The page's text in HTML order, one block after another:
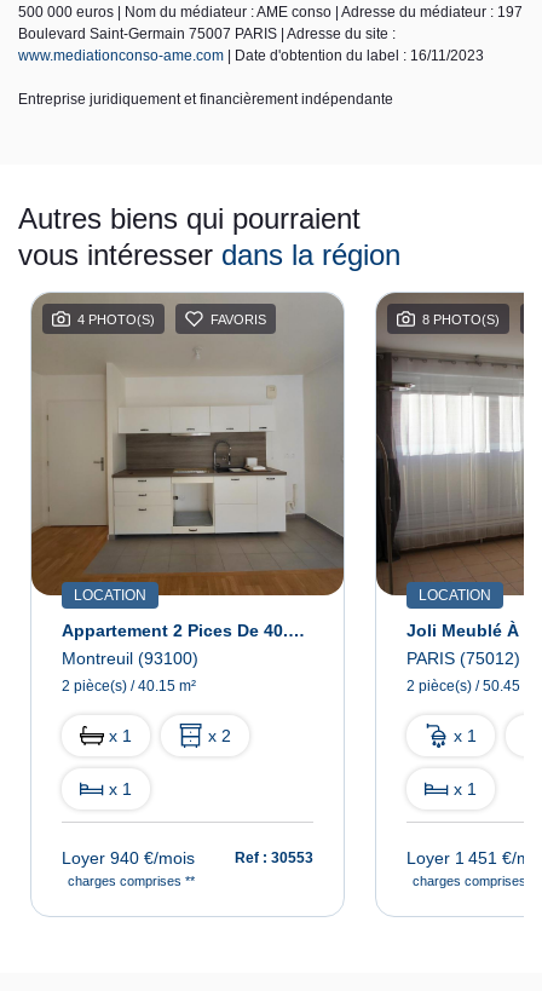
500 000 euros | Nom du médiateur : AME conso | Adresse du médiateur : 197
Boulevard Saint-Germain 75007 PARIS | Adresse du site :
www.mediationconso-ame.com | Date d'obtention du label : 16/11/2023
Entreprise juridiquement et financièrement indépendante
Autres biens qui pourraient
vous intéresser dans la région
4 PHOTO(S) FAVORIS
LOCATION
Appartement 2 Pices De 40.15m2
Montreuil (93100)
2 pièce(s) / 40.15 m²
x 1 x 2
x 1
Loyer 940 €/mois
charges comprises **
Ref : 30553
8 PHOTO(S)
LOCATION
Joli Meublé À
PARIS (75012)
2 pièce(s) / 50.45 m²
x 1
x 1
Loyer 1 451 €/
charges comprises **